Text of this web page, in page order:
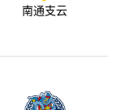
南通支云